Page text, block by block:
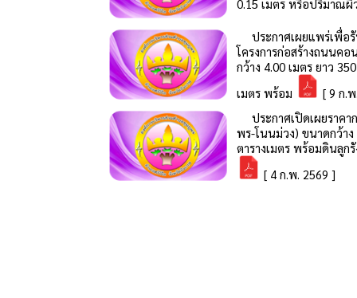
0.15 เมตร หรือปริมาณผิ
ประกาศเผยแพร่เพื่อ
โครงการก่อสร้างถนนค
กว้าง 4.00 เมตร ยาว
เมตร พร้อม
[ 9 ก.
ประกาศเปิดเผยราค
พร-โนนม่วง) ขนาดกว้า
ตารางเมตร พร้อมดินลู
[ 4 ก.พ. 2569 ]